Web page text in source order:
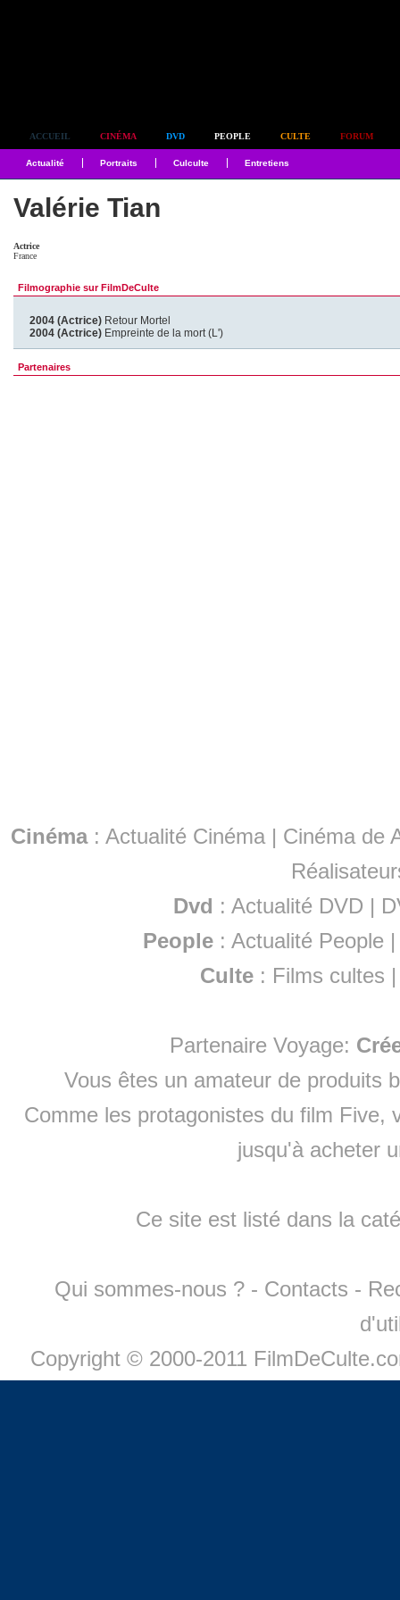
ACCUEIL CINÉMA DVD PEOPLE CULTE FORUM
Actualité Portraits Culculte Entretiens
Valérie Tian
Actrice
France
Filmographie sur FilmDeCulte
2004 (Actrice) Retour Mortel
2004 (Actrice) Empreinte de la mort (L')
Partenaires
Cinéma: Actualité Cinéma | Cinéma de
Dvd : Actualité DVD |
People :Actualité People
Culte : Films cultes
Partenaire Voyage:
Vous êtes un amateur de produits
Comme les protagonistes du film Five,
jusqu'à acheter
Ce site est listé dans la
Qui sommes-nous ? - Contacts -
Copyright © 2000-2011